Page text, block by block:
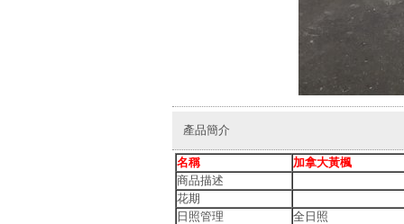
產品簡介
名稱
加拿大黃楓
商品描述
花期
日照管理
全日照